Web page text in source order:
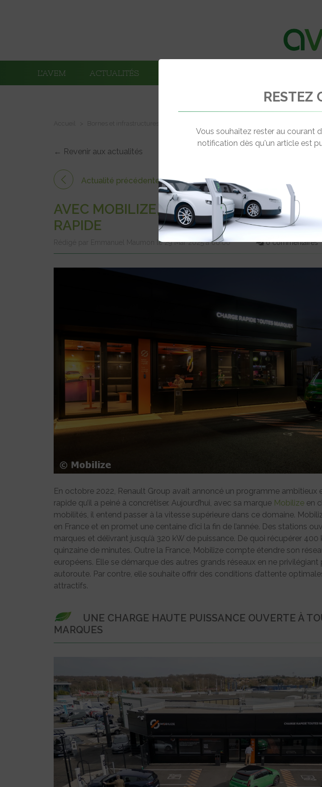
L’AVEM ACTUALITÉS
← Revenir aux actualités
Actualité précédente
AVEC MOBILIZE, RENAULT ACCÉLÈRE
RAPIDE
Rédigé par Emmanuel Maumon le 29 Mar 2025 à 06:00 0 commentaires
En octobre 2022, Renault Group avait annoncé un programme ambitieux
rapide qu’il a peiné à concrétiser. Aujourd’hui, avec sa marque Mobilize en
mobilités, il entend passer à la vitesse supérieure dans ce domaine.
en France et en promet une centaine d’ici la fin de l’année. Des stations
marques et délivrant jusqu’à 320 kW de puissance. De quoi récupérer 400
quinzaine de minutes. Outre la France, Mobilize compte étendre son
européens. Elle se démarque des autres grands réseaux en ne
autoroute. Par contre, elle souhaite offrir des conditions d’attente
attractifs.
UNE CHARGE HAUTE PUISSANCE OUVERTE À
MARQUES
RESTEZ
Vous souhaitez rester au courant
notification dès qu'un article est